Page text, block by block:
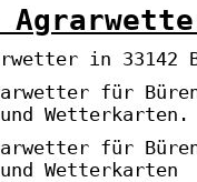
in 33142
für
Wetterkarten.
für
Wetterkarten